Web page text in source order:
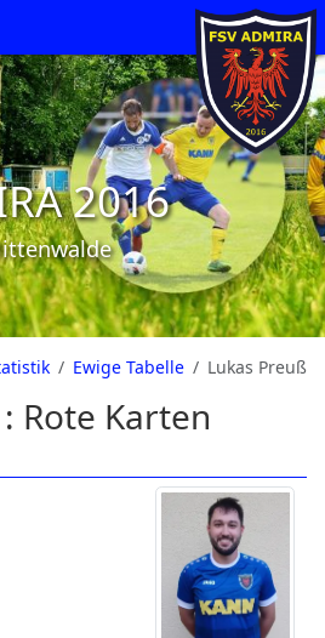
2016
Ewige Tabelle Lukas Preuß
Rote Karten